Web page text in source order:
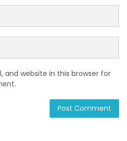
and website in this browser for